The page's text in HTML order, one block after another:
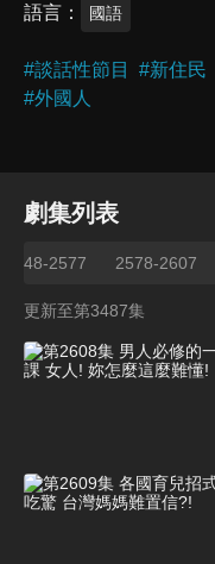
語言 國語
#談話性節目 #新住民
#外國人
劇集列表
2548-2577 2578-2607
更新至第3487集